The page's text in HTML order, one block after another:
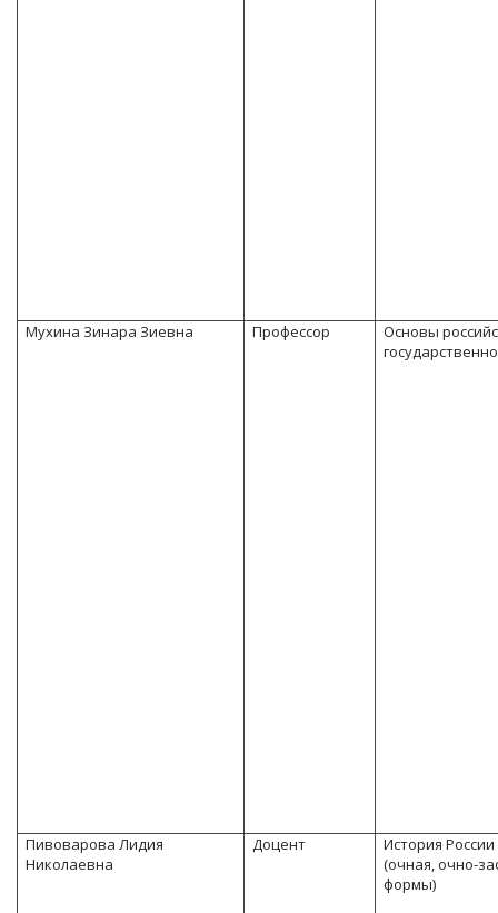
Мухина Зинара Зиевна Профессор
Основы
Пивоварова Лидия
Николаевна
Доцент
История России
(очная, очно-
формы)